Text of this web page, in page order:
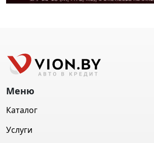
Меню
Каталог
Услуги